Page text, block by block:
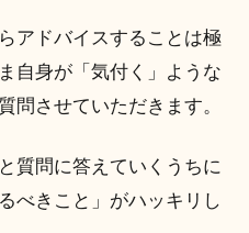
アドバイスすることは極
自身が「気付く」ような
問させていただきます。
質問に答えていくうちに
べきこと」がハッキリし